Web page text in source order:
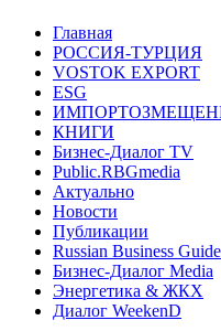
Главная
РОССИЯ-ТУРЦИЯ
VOSTOK EXPORT
ESG
КНИГИ
Бизнес-Диалог TV
Public.RBGmedia
Актуально
Новости
Публикации
Russian Business Guide
Бизнес-Диалог Media
Энергетика & ЖКХ
Диалог WeekenD